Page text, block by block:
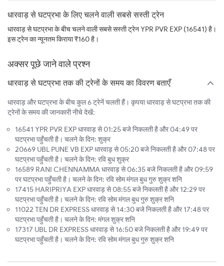
धारवाड़ से घटप्रभा के लिए चलने वाली सबसे सस्ती ट्रेन
धारवाड़ से घटप्रभा के बीच चलने वाली सबसे सस्ती ट्रेन YPR PVR EXP (16541) है।
इस ट्रेन का न्यूनतम किराया ₹160 है।
अक्सर पूछे जाने वाले प्रश्न
धारवाड़ से घटप्रभा तक की ट्रेनों के समय का विवरण बताएँ
धारवाड़ और घटप्रभा के बीच कुल 6 ट्रेनें चलती हैं। कृपया धारवाड़ से घटप्रभा तक की
ट्रेनों के समय की जानकारी नीचे देखें:
16541 YPR PVR EXP धारवाड़ से 01:25 बजे निकलती है और 04:49 पर
घटप्रभा पहुँचती है। चलने के दिन: शुक्र
20669 UBL PUNE VB EXP धारवाड़ से 05:20 बजे निकलती है और 07:48 पर
घटप्रभा पहुँचती है। चलने के दिन: रवि बुध शुक्र
16589 RANI CHENNAMMA धारवाड़ से 06:35 बजे निकलती है और 09:59
पर घटप्रभा पहुँचती है। चलने के दिन: रवि सोम मंगल बुध गुरु शुक्र शनि
17415 HARIPRIYA EXP धारवाड़ से 08:55 बजे निकलती है और 12:29 पर
घटप्रभा पहुँचती है। चलने के दिन: रवि सोम मंगल बुध गुरु शुक्र शनि
11022 TEN DR EXPRESS धारवाड़ से 14:30 बजे निकलती है और 17:48 पर
घटप्रभा पहुँचती है। चलने के दिन: मंगल शुक्र शनि
17317 UBL DR EXPRESS धारवाड़ से 16:50 बजे निकलती है और 19:49 पर
घटप्रभा पहुँचती है। चलने के दिन: रवि सोम मंगल बुध गुरु शुक्र शनि